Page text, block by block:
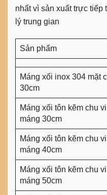
nhất vì sản xuất trực
lý trung gian
Sản phẩm
Máng xối inox 304 mặt
30cm
Máng xối tôn kẽm chu
máng 30cm
Máng xối tôn kẽm chu
máng 40cm
Máng xối tôn kẽm chu
máng 50cm